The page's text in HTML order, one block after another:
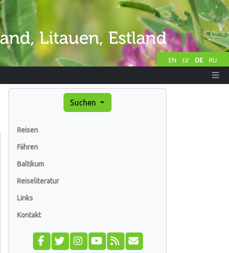
EN LV DE RU
Suchen
Reisen
Fähren
Baltikum
Reiseliteratur
Links
Kontakt